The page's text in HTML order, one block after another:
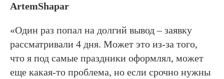
ArtemShapar
«Один раз попал на долгий вывод – заявку
рассматривали 4 дня. Может это из-за того,
что я под самые праздники оформлял, может
еще какая-то проблема, но если срочно нужны